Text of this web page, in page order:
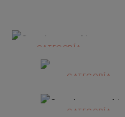
CATEGORÍA
Alimentación
infantilCATEGORÍA
Dermocosmética
CATEGORÍA